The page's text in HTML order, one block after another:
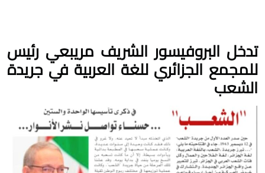
تدخل البروفيسور الشريف مريبعي رئيس
للمجمع الجزائري للغة العربية في جريدة
الشعب